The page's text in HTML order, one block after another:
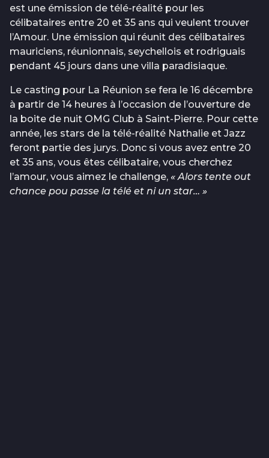
est une émission de télé-réalité pour les
célibataires entre 20 et 35 ans qui veulent trouver
l’Amour. Une émission qui réunit des célibataires
mauriciens, réunionnais, seychellois et rodriguais
pendant 45 jours dans une villa paradisiaque.
Le casting pour La Réunion se fera le 16 décembre
à partir de 14 heures à l’occasion de l’ouverture de
la boite de nuit OMG Club à Saint-Pierre. Pour cette
année, les stars de la télé-réalité Nathalie et Jazz
feront partie des jurys. Donc si vous avez entre 20
et 35 ans, vous êtes célibataire, vous cherchez
l’amour, vous aimez le challenge, « Alors tente out
chance pou passe la télé et ni un star… »